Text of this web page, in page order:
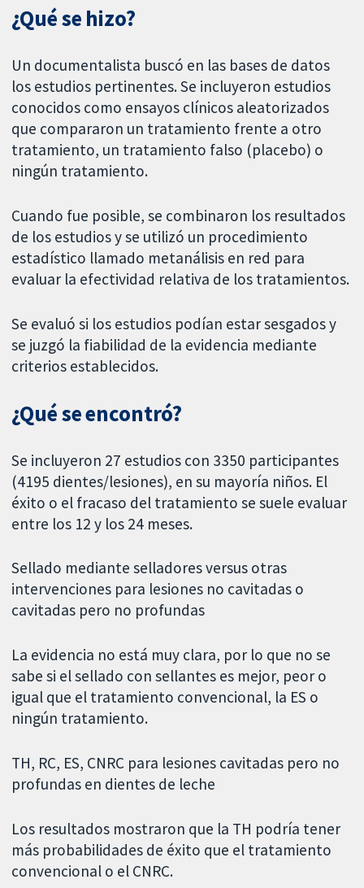
¿Qué se hizo?
Un documentalista buscó en las bases de datos
los estudios pertinentes. Se incluyeron estudios
conocidos como ensayos clínicos aleatorizados
que compararon un tratamiento frente a otro
tratamiento, un tratamiento falso (placebo) o
ningún tratamiento.
Cuando fue posible, se combinaron los resultados
de los estudios y se utilizó un procedimiento
estadístico llamado metanálisis en red para
evaluar la efectividad relativa de los tratamientos.
Se evaluó si los estudios podían estar sesgados y
se juzgó la fiabilidad de la evidencia mediante
criterios establecidos.
¿Qué se encontró?
Se incluyeron 27 estudios con 3350 participantes
(4195 dientes/lesiones), en su mayoría niños. El
éxito o el fracaso del tratamiento se suele evaluar
entre los 12 y los 24 meses.
Sellado mediante selladores versus otras
intervenciones para lesiones no cavitadas o
cavitadas pero no profundas
La evidencia no está muy clara, por lo que no se
sabe si el sellado con sellantes es mejor, peor o
igual que el tratamiento convencional, la ES o
ningún tratamiento.
TH, RC, ES, CNRC para lesiones cavitadas pero no
profundas en dientes de leche
Los resultados mostraron que la TH podría tener
más probabilidades de éxito que el tratamiento
convencional o el CNRC.